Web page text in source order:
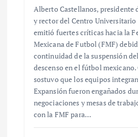
Alberto Castellanos, presidente
y rector del Centro Universitario
emitió fuertes críticas hacia la
Mexicana de Futbol (FMF)
continuidad de la suspensión
descenso en el fútbol mexicano.
sostuvo que los equipos
Expansión fueron engañados
negociaciones y mesas de
con la FMF para…